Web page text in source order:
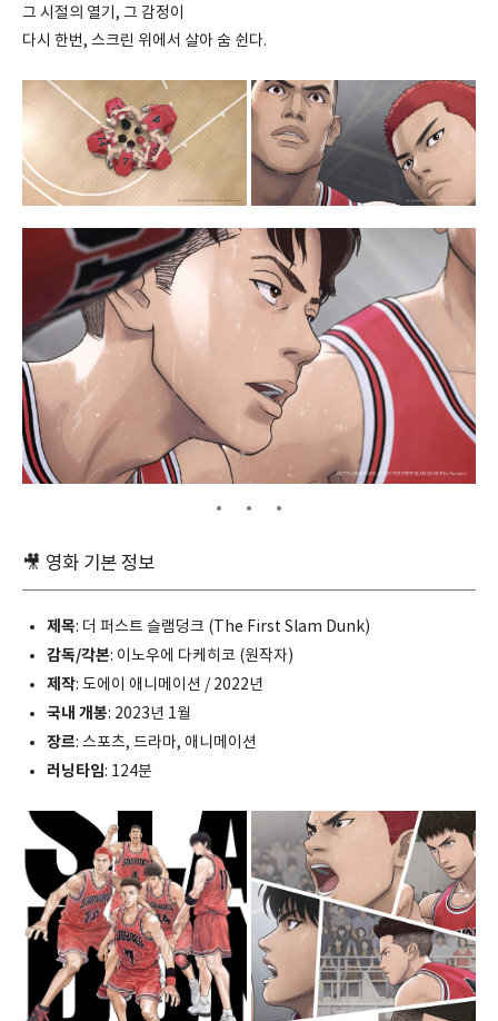
그 시절의 열기, 그 감정이
다시 한번, 스크린 위에서 살아 숨 쉰다.
🎥 영화 기본 정보
제목: 더 퍼스트 슬램덩크 (The First Slam Dunk)
감독/각본: 이노우에 다케히코 (원작자)
제작: 도에이 애니메이션 / 2022년
국내 개봉: 2023년 1월
장르: 스포츠, 드라마, 애니메이션
러닝타임: 124분